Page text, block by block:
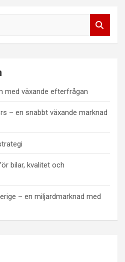
med växande efterfrågan
– en snabbt växande marknad
bilar, kvalitet och
– en miljardmarknad med